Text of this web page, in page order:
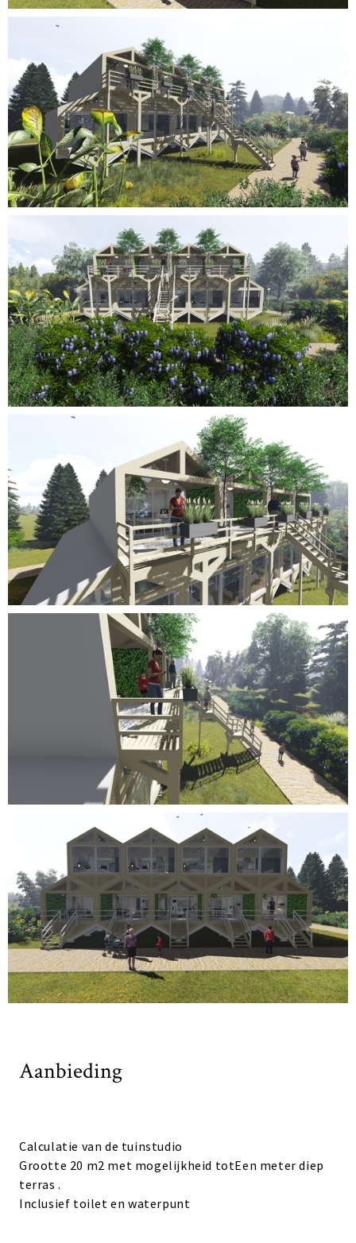
Aanbieding
Calculatie van de tuinstudio
Grootte 20 m2 met mogelijkheid totEen meter diep
terras .
Inclusief toilet en waterpunt